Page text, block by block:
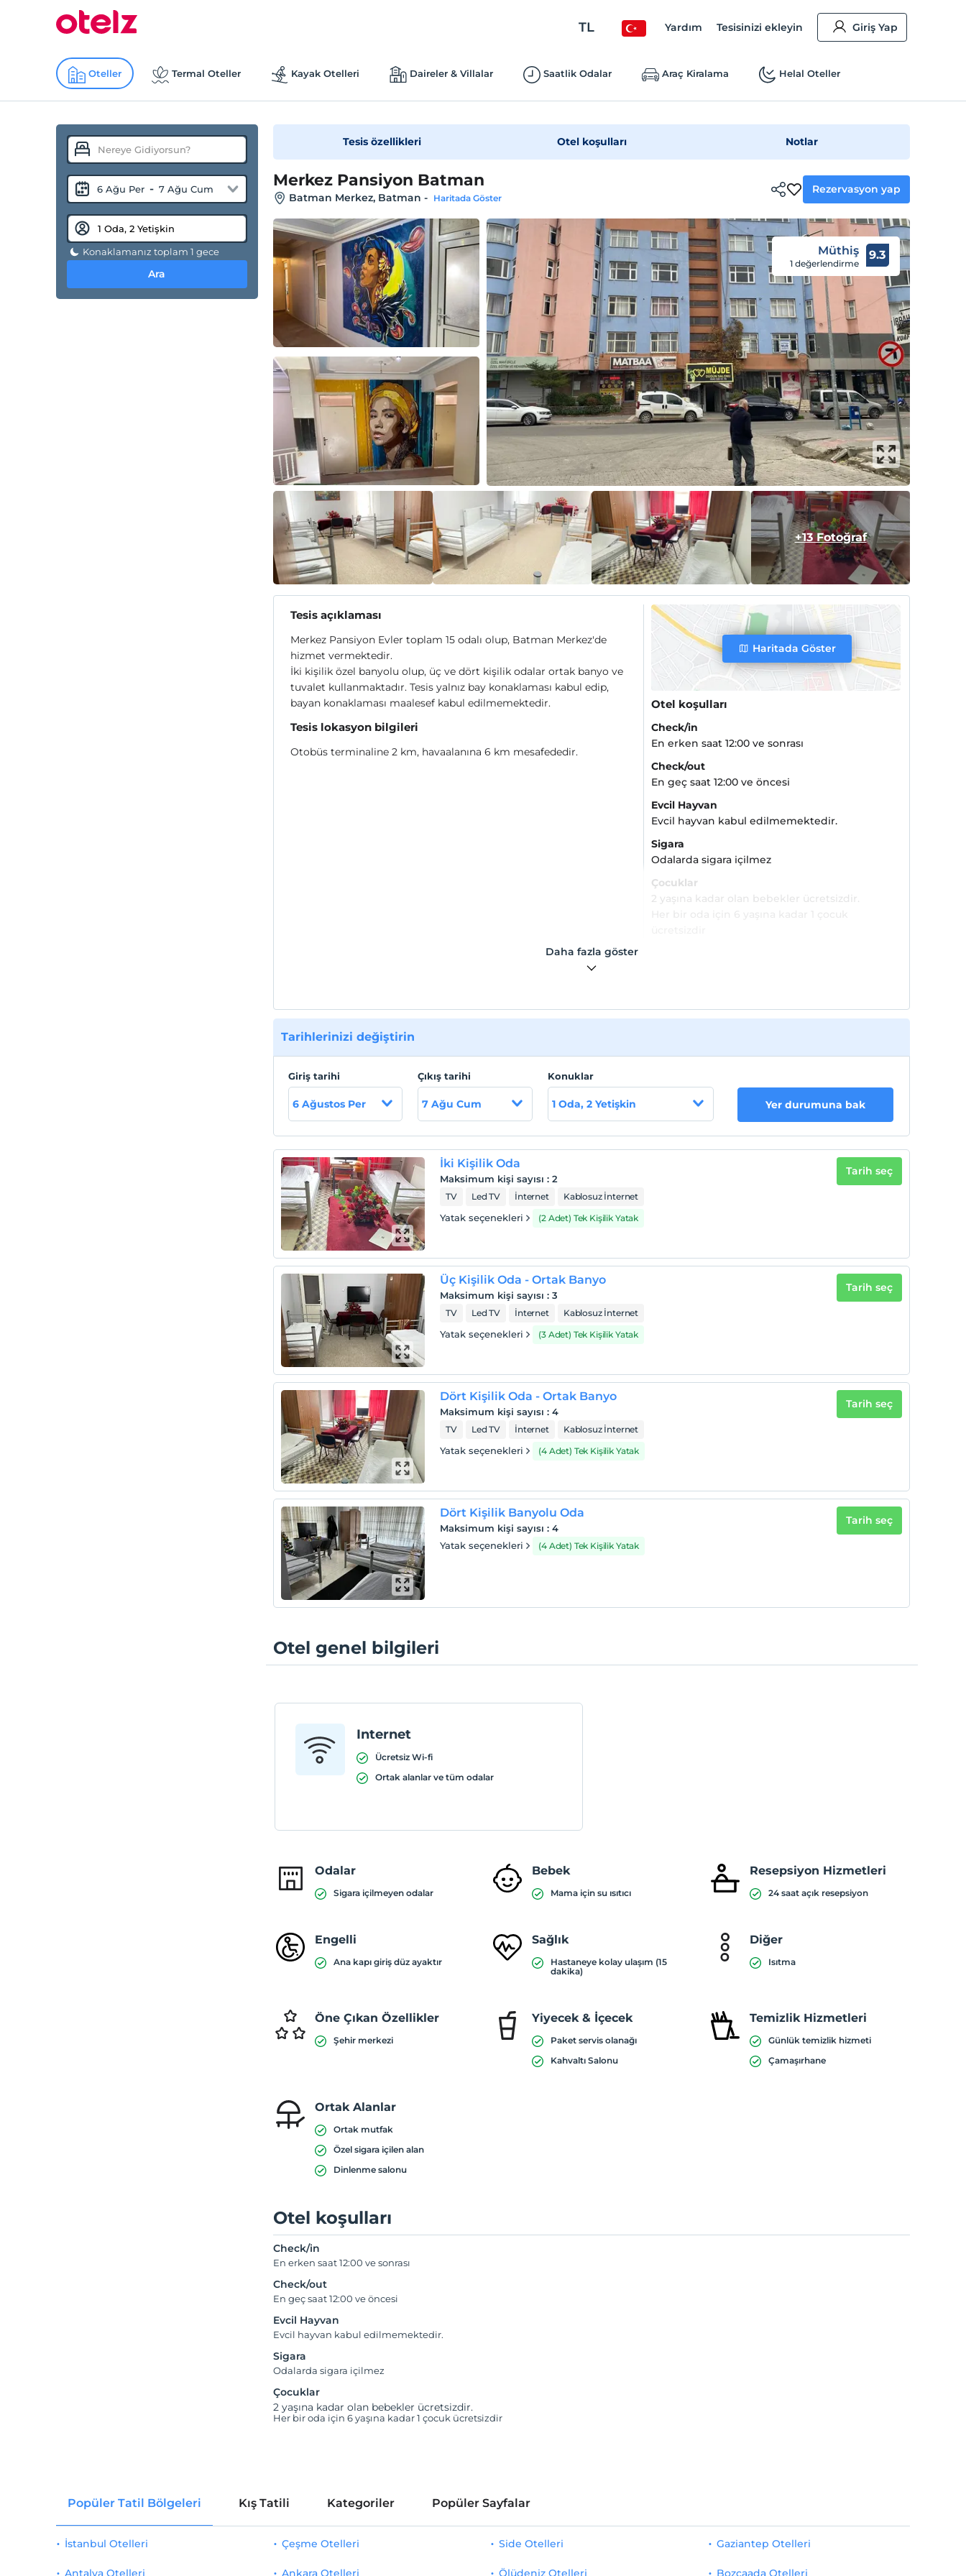
TL Yardım Tesisinizi ekleyin Giriş Yap
Oteller Termal Oteller Kayak Otelleri Daireler & Villalar Saatlik Odalar Araç Kiralama Helal Oteller
6 Ağu Per - 7 Ağu Cum
Konaklamanız toplam 1 gece
Ara
Tesis özellikleri Otel koşulları Notlar
Merkez Pansiyon Batman
Batman Merkez, Batman - Haritada Göster
Rezervasyon yap
Müthiş
1 değerlendirme
9.3
+13 Fotoğraf
Tesis açıklaması
Merkez Pansiyon Evler toplam 15 odalı olup, Batman Merkez'de
hizmet vermektedir.
İki kişilik özel banyolu olup, üç ve dört kişilik odalar ortak banyo ve
tuvalet kullanmaktadır. Tesis yalnız bay konaklaması kabul edip,
bayan konaklaması maalesef kabul edilmemektedir.
Tesis lokasyon bilgileri
Otobüs terminaline 2 km, havaalanına 6 km mesafededir.
Haritada Göster
Otel koşulları
Check/in
En erken saat 12:00 ve sonrası
Check/out
En geç saat 12:00 ve öncesi
Evcil Hayvan
Evcil hayvan kabul edilmemektedir.
Sigara
Odalarda sigara içilmez
Çocuklar
2 yaşına kadar olan bebekler ücretsizdir.
Daha fazla göster
Tarihlerinizi değiştirin
Giriş tarihi
6 Ağustos Per
Çıkış tarihi
7 Ağu Cum
Konuklar
1 Oda, 2 Yetişkin Yer durumuna bak
İki Kişilik Oda
Maksimum kişi sayısı :2
TV Led TV İnternet Kablosuz İnternet
Yatak seçenekleri (2 Adet) Tek Kişilik Yatak
Tarih seç
Üç Kişilik Oda - Ortak Banyo
Maksimum kişi sayısı :3
TV Led TV İnternet Kablosuz İnternet
Yatak seçenekleri (3 Adet) Tek Kişilik Yatak
Tarih seç
Dört Kişilik Oda - Ortak Banyo
Maksimum kişi sayısı :4
TV Led TV İnternet Kablosuz İnternet
Yatak seçenekleri (4 Adet) Tek Kişilik Yatak
Tarih seç
Dört Kişilik Banyolu Oda
Maksimum kişi sayısı :4
Yatak seçenekleri
(4 Adet) Tek Kişilik Yatak
Tarih seç
Otel genel bilgileri
Internet
Ücretsiz Wi-fi
Ortak alanlar ve tüm odalar
Odalar
Sigara içilmeyen odalar
Bebek
Mama için su ısıtıcı
Resepsiyon Hizmetleri
24 saat açık resepsiyon
Engelli
Ana kapı giriş düz ayaktır
Sağlık
Hastaneye kolay ulaşım (15
dakika)
Diğer
Isıtma
Öne Çıkan Özellikler
Şehir merkezi
Yiyecek & İçecek
Paket servis olanağı
Kahvaltı Salonu
Temizlik Hizmetleri
Günlük temizlik hizmeti
Çamaşırhane
Ortak Alanlar
Ortak mutfak
Özel sigara içilen alan
Dinlenme salonu
Otel koşulları
Check/in
En erken saat 12:00 ve sonrası
Check/out
En geç saat 12:00 ve öncesi
Evcil Hayvan
Evcil hayvan kabul edilmemektedir.
Sigara
Odalarda sigara içilmez
Çocuklar
2 yaşına kadar olan bebekler ücretsizdir.
Her bir oda için 6 yaşına kadar 1 çocuk ücretsizdir
Popüler Tatil Bölgeleri Kış Tatili Kategoriler Popüler Sayfalar
İstanbul Otelleri
Antalya Otelleri
Çeşme Otelleri
Ankara Otelleri
Side Otelleri
Ölüdeniz Otelleri
Gaziantep Otelleri
Bozcaada Otelleri